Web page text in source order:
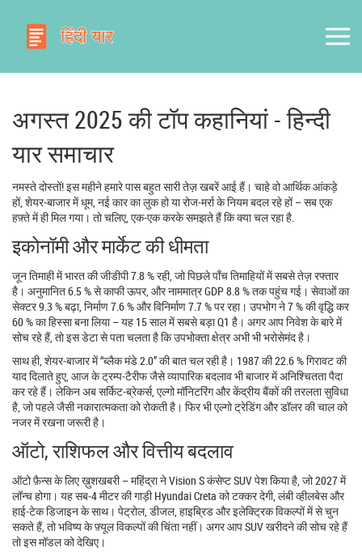
अगस्त 2025 की टॉप कहानियां - हिन्दी
यार समाचार
नमस्ते दोस्तों! इस महीने हमारे पास बहुत सारी तेज़ खबरें आई हैं। चाहे वो आर्थिक आंकड़े
हों, शेयर‑बाजार में धूम, नई कार का लुक हो या रोज‑मर्रा के नियम बदल रहे हों – सब एक
हफ़्ते में ही मिल गया। तो चलिए, एक‑एक करके समझते हैं कि क्या चल रहा है.
इकोनॉमी और मार्केट की धीमता
जून तिमाही में भारत की जीडीपी 7.8 % रही, जो पिछले पाँच तिमाहियों में सबसे तेज़ रफ्तार
है। अनुमानित 6.5 % से काफी ऊपर, और नाममात्र GDP 8.8 % तक पहुंच गई। सेवाओं का
सेक्टर 9.3 % बढ़ा, निर्माण 7.6 % और विनिर्माण 7.7 % पर रहा। उपभोग ने 7 % की वृद्धि कर
60 % का हिस्सा बना लिया – यह 15 साल में सबसे बड़ा Q1 है। अगर आप निवेश के बारे में
सोच रहे हैं, तो इस डेटा से पता चलता है कि उपभोक्ता क्षेत्र अभी भी भरोसेमंद है।
साथ ही, शेयर‑बाजार में “ब्लैक मंडे 2.0” की बात चल रही है। 1987 की 22.6 % गिरावट की
याद दिलाते हुए, आज के ट्रम्प‑टैरीफ जैसे व्यापारिक बदलाव भी बाजार में अनिश्चितता पैदा
कर रहे हैं। लेकिन अब सर्किट‑ब्रेकर्स, एल्गो मॉनिटरिंग और केंद्रीय बैंकों की तरलता सुविधा
है, जो पहले जैसी नकारात्मकता को रोकती है। फिर भी एल्गो ट्रेडिंग और डॉलर की चाल को
नजर में रखना जरूरी है।
ऑटो, राशिफल और वित्तीय बदलाव
ऑटो फ़ैन्स के लिए ख़ुशखबरी – महिंद्रा ने Vision S कंसेप्ट SUV पेश किया है, जो 2027 में
लॉन्च होगा। यह सब‑4 मीटर की गाड़ी Hyundai Creta को टक्कर देगी, लंबी व्हीलबेस और
हाई‑टेक डिजाइन के साथ। पेट्रोल, डीजल, हाइब्रिड और इलेक्ट्रिक विकल्पों में से चुन
सकते हैं, तो भविष्य के फ़्यूल विकल्पों की चिंता नहीं। अगर आप SUV खरीदने की सोच रहे हैं
तो इस मॉडल को देखिए।